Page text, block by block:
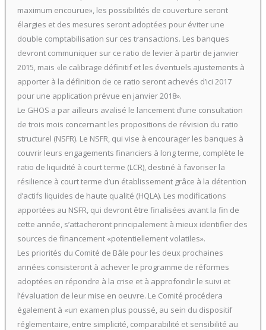
maximum encourue», les possibilités de couverture seront
élargies et des mesures seront adoptées pour éviter une
double comptabilisation sur ces transactions. Les banques
devront communiquer sur ce ratio de levier à partir de janvier
2015, mais «le calibrage définitif et les éventuels ajustements à
apporter à la définition de ce ratio seront achevés d’ici 2017
pour une application prévue en janvier 2018».
Le GHOS a par ailleurs avalisé le lancement d’une consultation
de trois mois concernant les propositions de révision du ratio
structurel (NSFR). Le NSFR, qui vise à encourager les banques à
couvrir leurs engagements financiers à long terme, complète le
ratio de liquidité à court terme (LCR), destiné à favoriser la
résilience à court terme d’un établissement grâce à la détention
d’actifs liquides de haute qualité (HQLA). Les modifications
apportées au NSFR, qui devront être finalisées avant la fin de
cette année, s’attacheront principalement à mieux identifier des
sources de financement «potentiellement volatiles».
Les priorités du Comité de Bâle pour les deux prochaines
années consisteront à achever le programme de réformes
adoptées en répondre à la crise et à approfondir le suivi et
l’évaluation de leur mise en oeuvre. Le Comité procédera
également à «un examen plus poussé, au sein du dispositif
réglementaire, entre simplicité, comparabilité et sensibilité au